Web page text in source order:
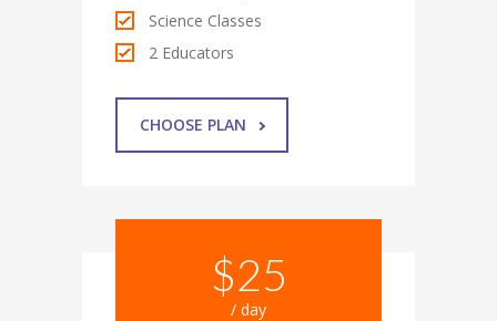
Science Classes
2 Educators
CHOOSE PLAN
$25
/ day